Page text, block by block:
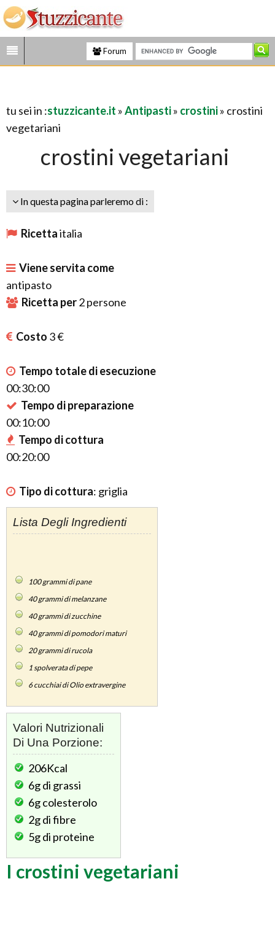
Forum
tu sei in :stuzzicante.it »Antipasti» crostini» crostini
vegetariani
crostini vegetariani
In questa pagina parleremo di :
Ricettaitalia
Viene servita come
antipasto
Ricetta per2persone
Costo 3 €
Tempo totale di esecuzione
00:30:00
Tempo di preparazione
00:10:00
Tempo di cottura
00:20:00
Tipo di cottura: griglia
Lista Degli Ingredienti
100grammi di pane
40grammi di melanzane
40grammi di zucchine
40grammi di pomodori maturi
20grammi di rucola
1spolverata di pepe
6cucchiai di Olio extravergine
Valori Nutrizionali
Di Una Porzione:
206Kcal
6gdi grassi
6gcolesterolo
2gdi fibre
5gdi proteine
I crostini vegetariani